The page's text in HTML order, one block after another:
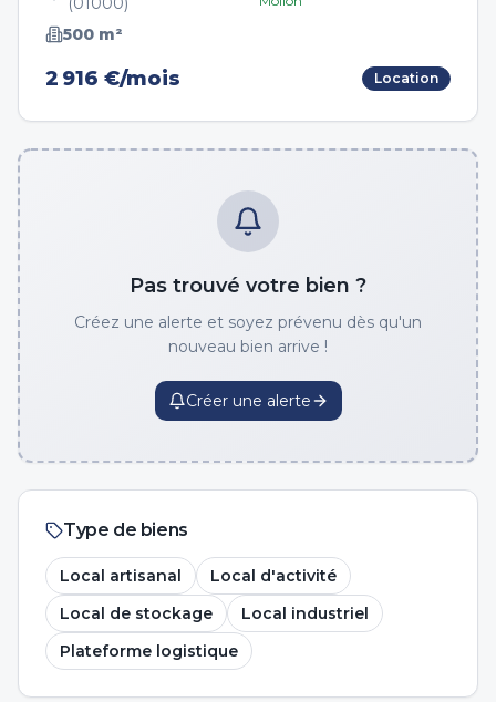
500 m²
2 916 €/mois Location
Pas trouvé votre bien ?
Créez une alerte et soyez prévenu dès qu'un
nouveau bien arrive !
Créer une alerte
Type de biens
Local artisanal
Local d'activité
Local de stockage
Local industriel
Plateforme logistique